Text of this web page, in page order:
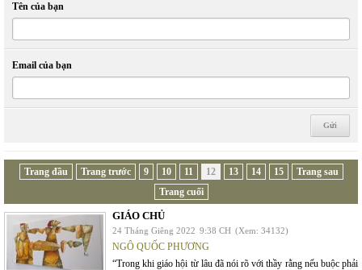
Tên của bạn
Email của bạn
Trang đầu Trang trước 9 10 11 12 13 14 15
Trang sau
Trang cuối
GIÁO CHỦ
24 Tháng Giêng 2022 9:38 CH (Xem: 34132)
NGÔ QUỐC PHƯƠNG
“Trong khi giáo hội từ lâu đã nói rõ với thầy rằng nếu buộc phải